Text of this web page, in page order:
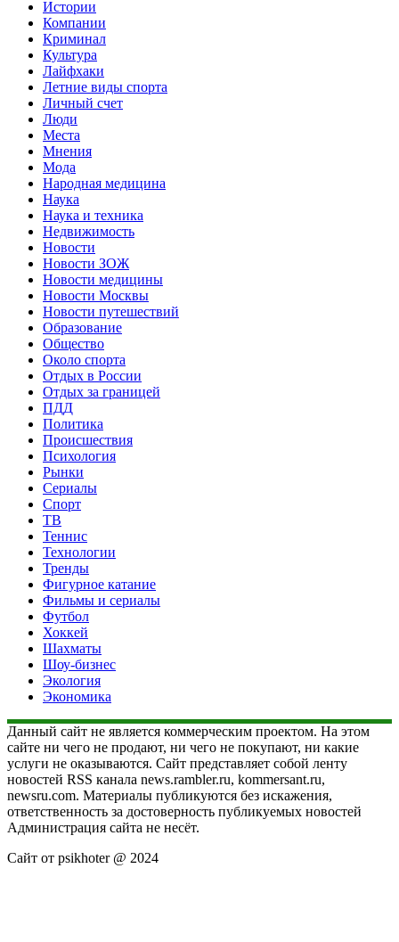
Истории
Компании
Криминал
Культура
Лайфхаки
Летние виды спорта
Личный счет
Люди
Места
Мнения
Мода
Народная медицина
Наука
Наука и техника
Недвижимость
Новости
Новости ЗОЖ
Новости медицины
Новости Москвы
Новости путешествий
Образование
Общество
Около спорта
Отдых в России
Отдых за границей
ПДД
Политика
Происшествия
Психология
Рынки
Сериалы
Спорт
ТВ
Теннис
Технологии
Тренды
Фигурное катание
Фильмы и сериалы
Футбол
Хоккей
Шахматы
Шоу-бизнес
Экология
Экономика
Данный сайт не является коммерческим проектом. На этом
сайте ни чего не продают, ни чего не покупают, ни какие
услуги не оказываются. Сайт представляет собой ленту
новостей RSS канала news.rambler.ru, kommersant.ru,
newsru.com. Материалы публикуются без искажения,
ответственность за достоверность публикуемых новостей
Администрация сайта не несёт.
Сайт от psikhoter @ 2024